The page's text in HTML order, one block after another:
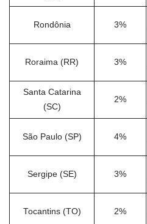
Rondônia 3%
Roraima (RR) 3%
Santa Catarina
(SC)
2%
São Paulo (SP) 4%
Sergipe (SE) 3%
Tocantins (TO) 2%